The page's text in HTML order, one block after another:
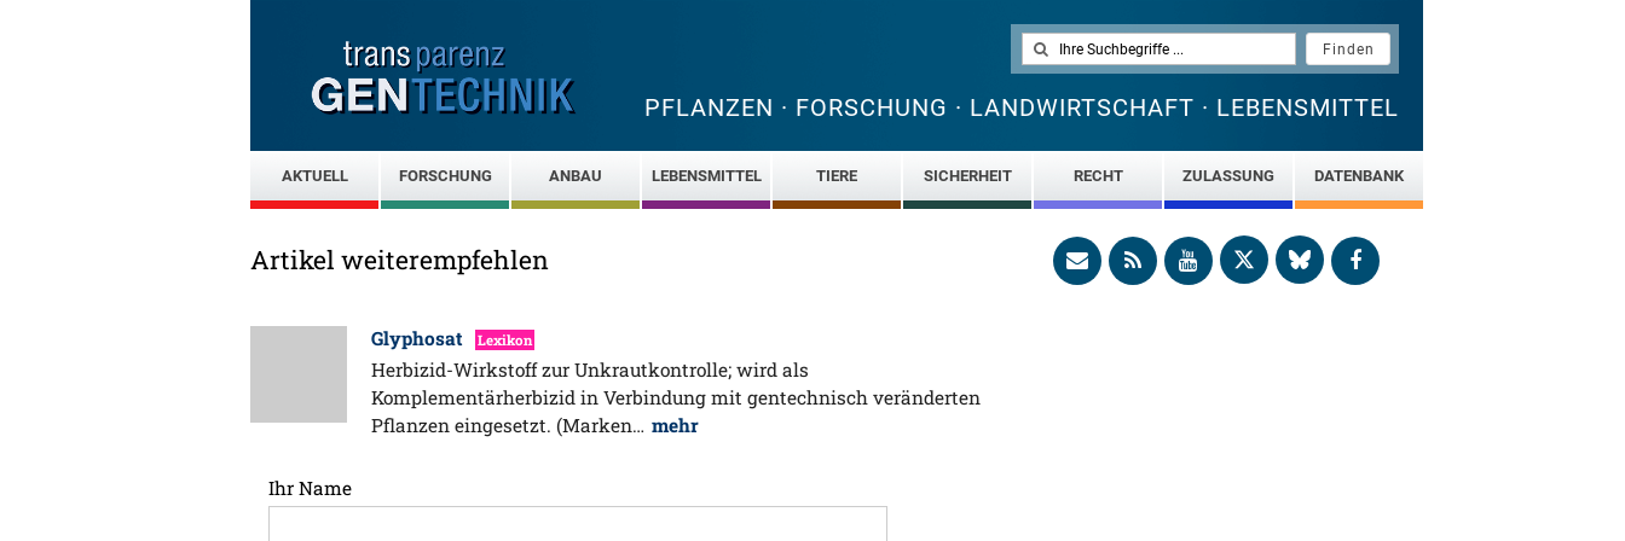
PFLANZEN · FORSCHUNG · LANDWIRTSCHAFT · LEBENSMITTEL
AKTUELL FORSCHUNG ANBAU LEBENSMITTEL TIERE SICHERHEIT RECHT ZULASSUNG DATENBANK
Artikel weiterempfehlen
Glyphosat Lexikon
Herbizid-Wirkstoff zur Unkrautkontrolle; wird als
Komplementärherbizid in Verbindung mit gentechnisch veränderten
Pflanzen eingesetzt. (Marken… mehr
Ihr Name